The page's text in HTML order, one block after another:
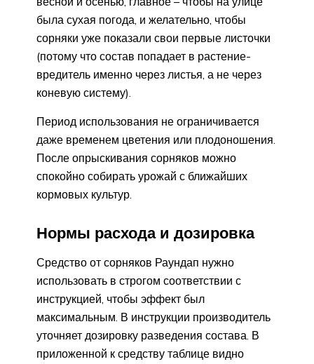
была сухая погода, и желательно, чтобы
сорняки уже показали свои первые листочки
(потому что состав попадает в растение-
вредитель именно через листья, а не через
коневую систему).
Период использования не ограничивается
даже временем цветения или плодоношения.
После опрыскивания сорняков можно
спокойно собирать урожай с ближайших
кормовых культур.
Нормы расхода и дозировка
Средство от сорняков Раундап нужно
использовать в строгом соответствии с
инструкцией, чтобы эффект был
максимальным. В инструкции производитель
уточняет дозировку разведения состава. В
приложенной к средству таблице видно